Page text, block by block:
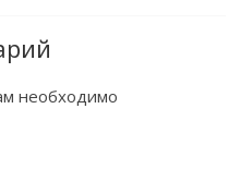
необходимо